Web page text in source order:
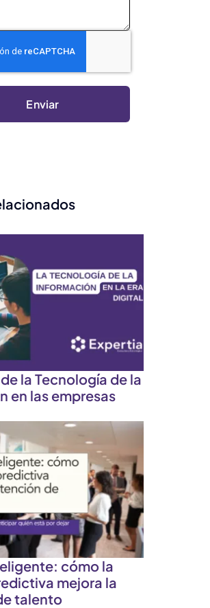
Enviar
la Tecnología de la
en las empresas
cómo la
mejora la
talento